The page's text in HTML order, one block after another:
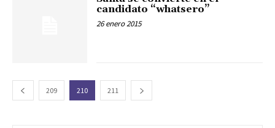
candidato “whatsero”
26 enero 2015
209 210 211